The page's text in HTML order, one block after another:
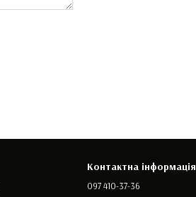
Контактна інформація
097 410-37-36